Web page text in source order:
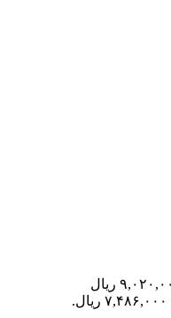
قیمت اصلی: ۹,۰۲۰,۰۰۰ ریال